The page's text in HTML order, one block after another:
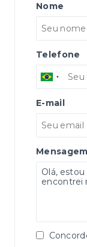
Nome
Telefone
E-mail
Mensagem